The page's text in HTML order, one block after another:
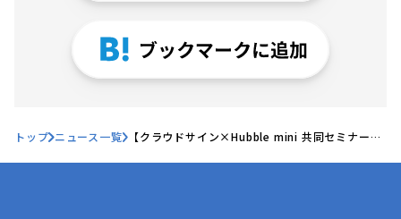
トップ ニュース一覧 【クラウドサイン×Hubble mini 共同セミナー】